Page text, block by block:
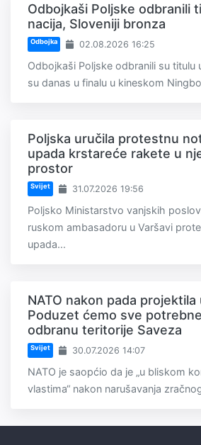
Odbojkaši Poljske odbranili
nacija, Sloveniji bronza
Odbojka 02.08.2026 16:25
Odbojkaši Poljske odbranili su titulu
su danas u finalu u kineskom
Poljska uručila protestnu
upada krstareće rakete u
prostor
Svijet 31.07.2026 19:56
Poljsko Ministarstvo vanjskih
ruskom ambasadoru u Varšavi
upada...
NATO nakon pada projektila
Poduzet ćemo sve
odbranu teritorije Saveza
Svijet 30.07.2026 14:07
NATO je saopćio da je „u bliskom
vlastima“ nakon narušavanja